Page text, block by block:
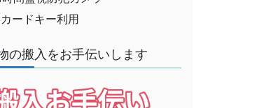
ードキー利用
の搬入をお手伝いします